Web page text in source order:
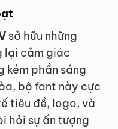
sở hữu những
lại cảm giác
kém phần sáng
bộ font này cực
tiêu đề, logo, và
hỏi sự ấn tượng